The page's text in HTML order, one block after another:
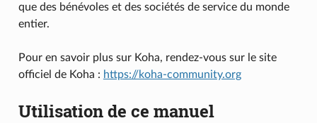
que des bénévoles et des sociétés de service du monde
entier.
Pour en savoir plus sur Koha, rendez-vous sur le site
officiel de Koha : https://koha-community.org
Utilisation de ce manuel